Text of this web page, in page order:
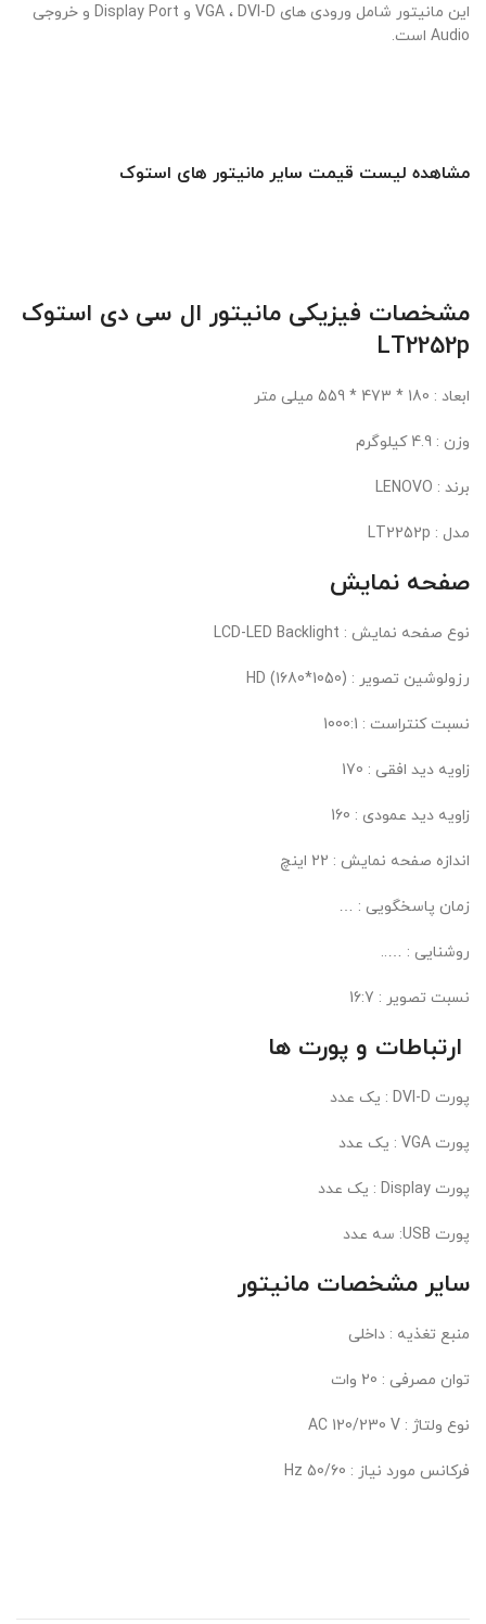
این مانیتور شامل ورودی های VGA ، DVI-D و Display Port و خروجی
Audio است.
مشاهده لیست قیمت سایر مانیتور های استوک
مشخصات فیزیکی مانیتور ال سی دی استوک
LT2252p
ابعاد : 180 * 473 * 559 میلی متر
وزن : 4.9 کیلوگرم
برند : LENOVO
مدل : LT2252p
صفحه نمایش
نوع صفحه نمایش : LCD-LED Backlight
رزولوشین تصویر : (1050*1680) HD
نسبت کنتراست : 1000:1
زاویه دید افقی : 170
زاویه دید عمودی : 160
اندازه صفحه نمایش : 22 اینچ
زمان پاسخگویی : …
روشنایی : …..
نسبت تصویر : 16:7
ارتباطات و پورت ها
پورت DVI-D : یک عدد
پورت VGA : یک عدد
پورت Display : یک عدد
پورت USB: سه عدد
سایر مشخصات مانیتور
منبع تغذیه : داخلی
توان مصرفی : 20 وات
نوع ولتاژ : AC 120/230 V
فرکانس مورد نیاز : 50/60 Hz